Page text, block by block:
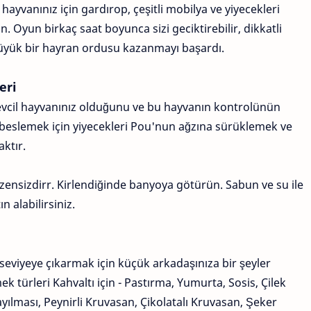
için gardırop, çeşitli mobilya ve yiyecekleri
Oyun birkaç saat boyunca sizi geciktirebilir, dikkatli
bir hayran ordusu kazanmayı başardı.
hayvanınız olduğunu ve bu hayvanın kontrolünün
için yiyecekleri Pou'nun ağzına sürüklemek ve
Kirlendiğinde banyoya götürün. Sabun ve su ile
alabilirsiniz.
çıkarmak için küçük arkadaşınıza bir şeyler
türleri Kahvaltı için - Pastırma, Yumurta, Sosis, Çilek
Peynirli Kruvasan, Çikolatalı Kruvasan, Şeker